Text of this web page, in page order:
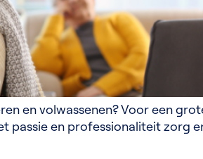
en volwassenen? Voor een
passie en professionaliteit zorg